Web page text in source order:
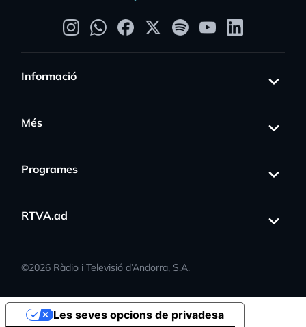
Informació
Més
Programes
RTVA.ad
©2026 Ràdio i Televisió d’Andorra, S.A.
Les seves opcions de privadesa